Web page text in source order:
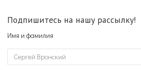
Подпишитесь на нашу рассылку!
Имя и фамилия